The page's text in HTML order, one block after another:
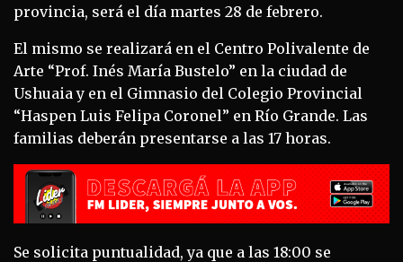
provincia, será el día martes 28 de febrero.
El mismo se realizará en el Centro Polivalente de
Arte “Prof. Inés María Bustelo” en la ciudad de
Ushuaia y en el Gimnasio del Colegio Provincial
“Haspen Luis Felipa Coronel” en Río Grande. Las
familias deberán presentarse a las 17 horas.
Se solicita puntualidad, ya que a las 18:00 se